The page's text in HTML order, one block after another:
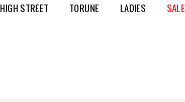
HIGH STREET TORUNE LADIES SALE